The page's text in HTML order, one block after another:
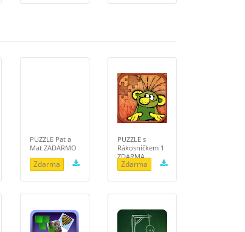
PUZZLE Pat a
Mat ZADARMO
Zdarma
PUZZLE s
Rákosníčkem 1
ZDARMA
Zdarma